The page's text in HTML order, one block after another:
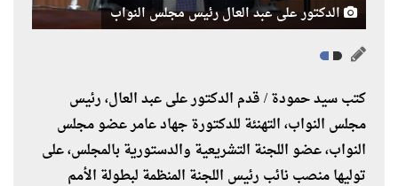
الدكتور على عبد العال رئيس مجلس النواب
كتب سيد حمودة / قدم الدكتور على عبد العال، رئيس
مجلس النواب، التهنئة للدكتورة جهاد عامر عضو مجلس
النواب، عضو اللجنة التشريعية والدستورية بالمجلس، على
توليها منصب نائب رئيس اللجنة المنظمة لبطولة الأمم